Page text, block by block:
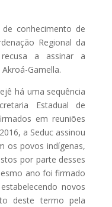
conhecimento de
Regional da
a assinar a
Gamella.
há uma sequência
Estadual de
em reuniões
a Seduc assinou
os povos indígenas,
por parte desses
ano foi firmado
novos
deste termo pela